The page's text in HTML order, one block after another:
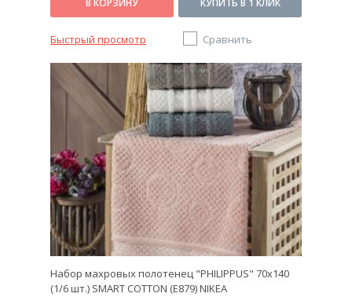
Быстрый просмотр Сравнить
Набор махровых полотенец "PHILIPPUS" 70х140
(1/6 шт.) SMART COTTON (E879) NIKEA